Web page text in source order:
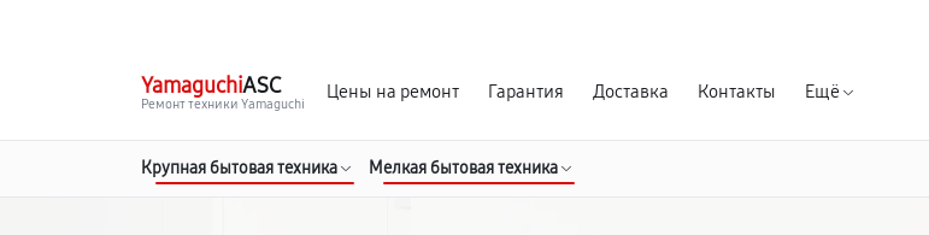
YamaguchiASC
Ремонт техники Yamaguchi
Цены на ремонт Гарантия Доставка Контакты Ещё
Крупная бытовая техника Мелкая бытовая техника